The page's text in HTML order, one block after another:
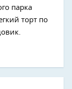
парка
торт по